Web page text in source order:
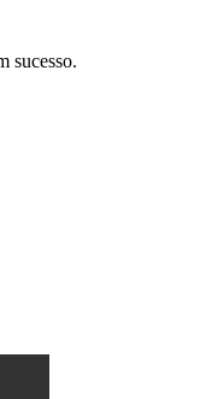
sucesso.